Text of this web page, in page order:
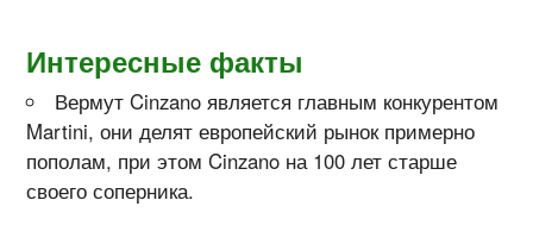
Интересные факты
Вермут Cinzano является главным конкурентом
Martini, они делят европейский рынок примерно
пополам, при этом Cinzano на 100 лет старше
своего соперника.